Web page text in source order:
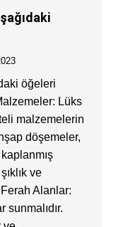
öğeleri
Lüks
malzemelerin
döşemeler,
ve
Ferah Alanlar: